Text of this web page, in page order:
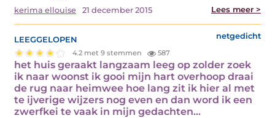
kerima ellouise 21 december 2015 Lees meer >
leeggelopen netgedicht
4.2 met 9 stemmen 587
het huis geraakt langzaam leeg op zolder zoek
ik naar woonst ik gooi mijn hart overhoop draai
de rug naar heimwee hoe lang zit ik hier al met
te ijverige wijzers nog even en dan word ik een
zwerfkei te vaak in mijn gedachten…